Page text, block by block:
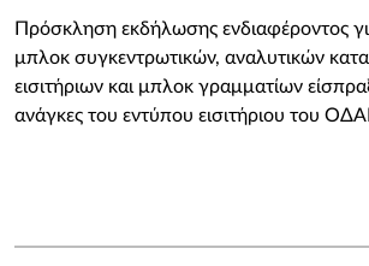
Πρόσκληση εκδήλωσης ενδιαφέροντος
μπλοκ συγκεντρωτικών, αναλυτικών
εισιτήριων και μπλοκ γραμματίων
ανάγκες του εντύπου εισιτήριου του